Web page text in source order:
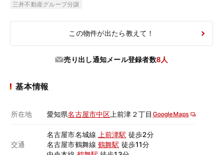
三井不動産グループ分譲
この物件が出たら教えて！
売り出し通知メール登録者数8人
基本情報
所在地 愛知県名古屋市中区 上前津２丁目 GoogleMaps
交通
名古屋市名城線 上前津駅 徒歩2分
名古屋市鶴舞線 鶴舞駅 徒歩11分